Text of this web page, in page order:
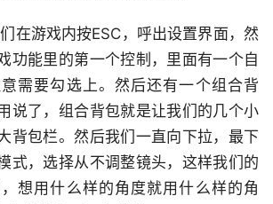
在游戏内按ESC，呼出设置界面，然
功能里的第一个控制，里面有一个自
需要勾选上。然后还有一个组合背
说了，组合背包就是让我们的几个小
背包栏。然后我们一直向下拉，最下
式，选择从不调整镜头，这样我们的
想用什么样的角度就用什么样的角